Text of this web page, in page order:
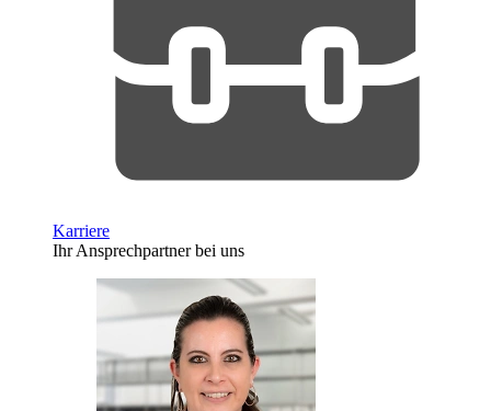
Karriere
Ihr Ansprechpartner bei uns